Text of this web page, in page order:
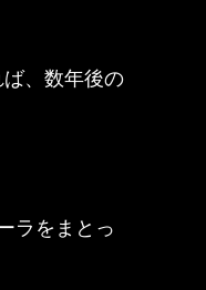
、数年後の
ラをまとっ